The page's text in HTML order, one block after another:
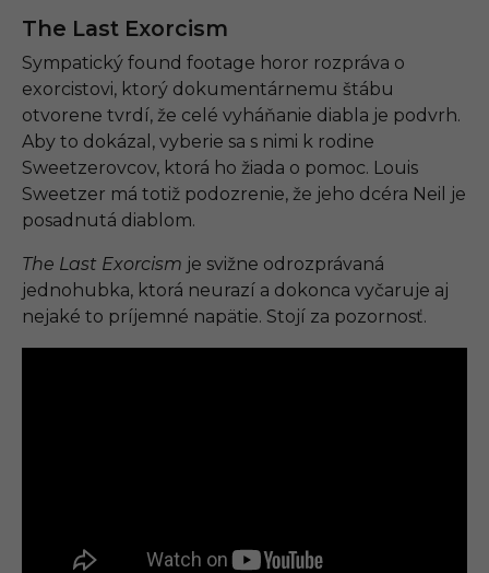
The Last Exorcism
Sympatický found footage horor rozpráva o
exorcistovi, ktorý dokumentárnemu štábu
otvorene tvrdí, že celé vyháňanie diabla je podvrh.
Aby to dokázal, vyberie sa s nimi k rodine
Sweetzerovcov, ktorá ho žiada o pomoc. Louis
Sweetzer má totiž podozrenie, že jeho dcéra Neil je
posadnutá diablom.
The Last Exorcism je svižne odrozprávaná
jednohubka, ktorá neurazí a dokonca vyčaruje aj
nejaké to príjemné napätie. Stojí za pozornosť.